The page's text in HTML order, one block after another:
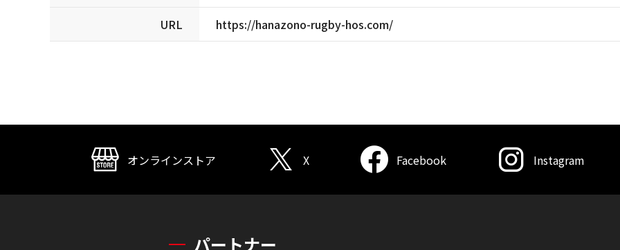
URL https://hanazono-rugby-hos.com/
オンラインストア X Facebook Instagram
パートナー